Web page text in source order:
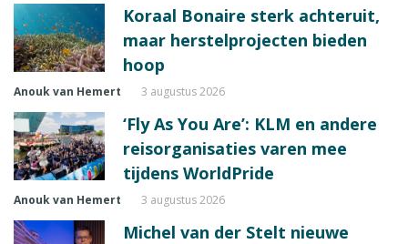
Koraal Bonaire sterk achteruit,
maar herstelprojecten bieden
hoop
Anouk van Hemert 3 augustus 2026
‘Fly As You Are’: KLM en andere
reisorganisaties varen mee
tijdens WorldPride
Anouk van Hemert 3 augustus 2026
Michel van der Stelt nieuwe